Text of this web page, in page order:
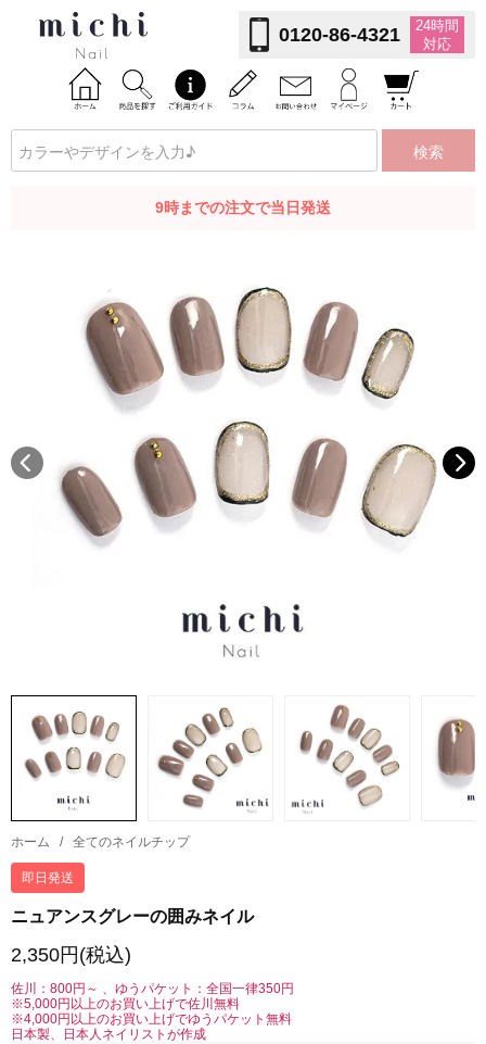
0120-86-4321
24時間
対応
検索
9時までの注文で当日発送
ホーム / 全てのネイルチップ
即日発送
ニュアンスグレーの囲みネイル
2,350円(税込)
佐川：800円～ 、ゆうパケット：全国一律350円
※5,000円以上のお買い上げで佐川無料
※4,000円以上のお買い上げでゆうパケット無料
日本製、日本人ネイリストが作成